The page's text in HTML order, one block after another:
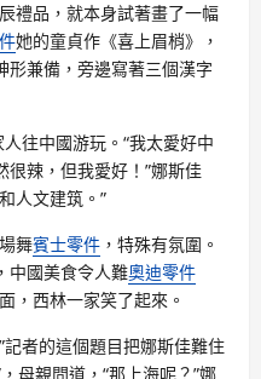
禮品，就本身試著畫了一幅
她的童貞作《喜上眉梢》，
形兼備，旁邊寫著三個漢字
往中國游玩。“我太愛好中
很辣，但我愛好！”娜斯佳
人文建筑。”
舞賓士零件 ，特殊有氛圍。
中國美食令人難奧迪零件
，西林一家笑了起來。
者的這個題目把娜斯佳難住
母親問道，“那上海呢？”娜